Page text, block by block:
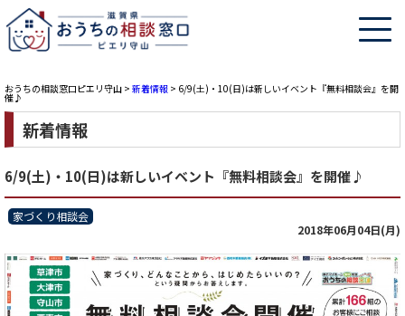
おうちの相談窓口ピエリ守山 > 新着情報 > 6/9(土)・10(日)は新しいイベント『無料相談会』を開
催♪
新着情報
6/9(土)・10(日)は新しいイベント『無料相談会』を開催♪
家づくり相談会
2018年06月04日(月)